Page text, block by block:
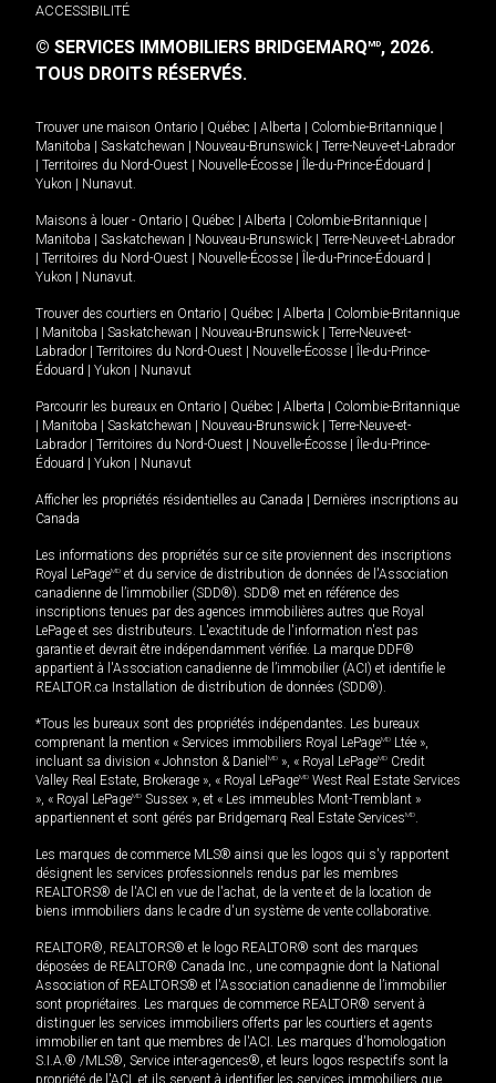
ACCESSIBILITÉ
© SERVICES IMMOBILIERS BRIDGEMARQMD, 2026.
TOUS DROITS RÉSERVÉS.
Trouver une maison Ontario Québec Alberta Colombie-Britannique
Manitoba
Saskatchewan Nouveau-Brunswick
Terre-Neuve-et-Labrador
Territoires du Nord-Ouest Nouvelle-Écosse Île-du-Prince-Édouard
Yukon
Nunavut.
Maisons à louer - Ontario Québec Alberta Colombie-Britannique
Manitoba
Saskatchewan Nouveau-Brunswick
Terre-Neuve-et-Labrador
Territoires du Nord-Ouest Nouvelle-Écosse Île-du-Prince-Édouard
Yukon
Nunavut.
Trouver des courtiers en Ontario Québec Alberta
Colombie-Britannique
Manitoba Saskatchewan Nouveau-Brunswick
Terre-Neuve-et-
Labrador
Territoires du Nord-Ouest Nouvelle-Écosse
Île-du-Prince-
Édouard
Yukon Nunavut
Parcourir les bureaux en Ontario Québec Alberta
Colombie-Britannique
Manitoba Saskatchewan Nouveau-Brunswick
Terre-Neuve-et-
Labrador
Territoires du Nord-Ouest Nouvelle-Écosse
Île-du-Prince-
Édouard
Yukon Nunavut
Afficher les propriétés résidentielles au Canada
Dernières inscriptions au
Canada
Les informations des propriétés sur ce site proviennent des inscriptions
Royal LePageMD et du service de distribution de données de l'Association
canadienne de l’immobilier (SDD®). SDD® met en référence des
inscriptions tenues par des agences immobilières autres que Royal
LePage et ses distributeurs. L'exactitude de l'information n'est pas
garantie et devrait être indépendamment vérifiée. La marque DDF®
appartient à l'Association canadienne de l’immobilier (ACI) et identifie le
REALTOR.ca Installation de distribution de données (SDD®).
*Tous les bureaux sont des propriétés indépendantes. Les bureaux
comprenant la mention « Services immobiliers Royal LePageMD Ltée »,
incluant sa division « Johnston & Daniel MD », « Royal LePageMD Credit
Valley Real Estate, Brokerage », « Royal LePageMD West Real Estate Services
», « Royal LePageMD Sussex », et « Les immeubles Mont-Tremblant »
appartiennent et sont gérés par Bridgemarq Real Estate ServicesMD.
Les marques de commerce MLS® ainsi que les logos qui s'y rapportent
désignent les services professionnels rendus par les membres
REALTORS® de l'ACI en vue de l'achat, de la vente et de la location de
biens immobiliers dans le cadre d'un système de vente collaborative.
REALTOR®, REALTORS® et le logo REALTOR® sont des marques
déposées de REALTOR® Canada Inc., une compagnie dont la National
Association of REALTORS® et l'Association canadienne de l’immobilier
sont propriétaires. Les marques de commerce REALTOR® servent à
distinguer les services immobiliers offerts par les courtiers et agents
immobilier en tant que membres de l'ACI. Les marques d'homologation
S.I.A.® /MLS®, Service inter-agences®, et leurs logos respectifs sont la